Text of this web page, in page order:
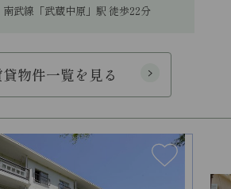
南武線「武蔵中原」駅 徒歩22分
物件一覧を見る